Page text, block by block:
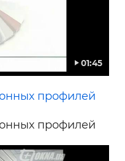
01:45
профилей
профилей